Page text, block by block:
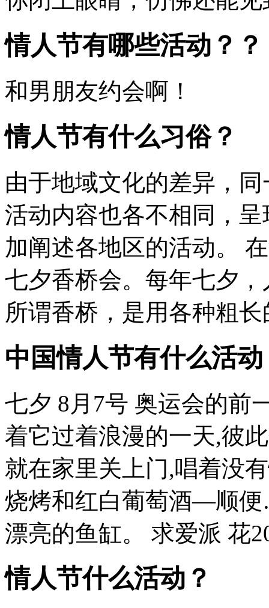
情人节有哪些活动？？
和男朋友约会啊！
情人节有什么习俗？
由于地域文化的差异，
活动内容也各不相同，
加阐述各地区的活动。
七夕香桥会。每年七夕
所谓香桥，是用各种粗
中国情人节有什么活动
七夕 8月7号 奥运会的前
着它过着浪漫的一天,彼
就在家里关上门,唱着没
烧烤和红白葡萄酒—顺
漂亮的鱼缸。 求爱派 花
情人节什么活动？